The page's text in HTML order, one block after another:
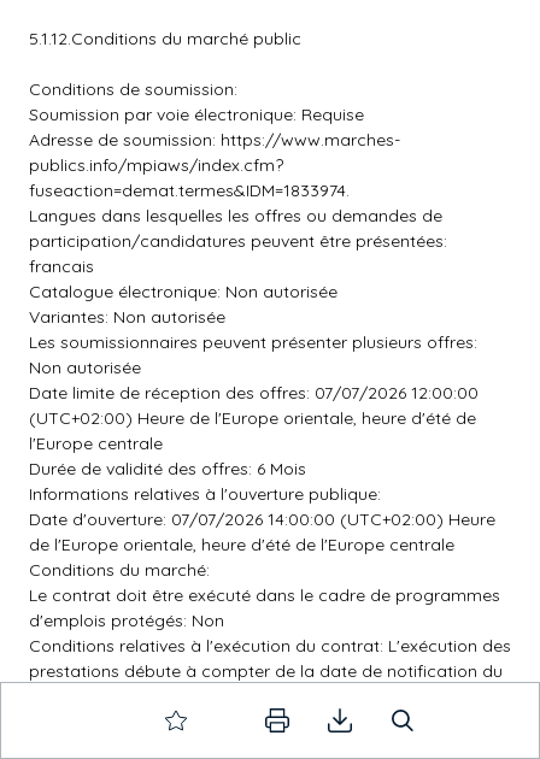
5.1.12.Conditions du marché public
Conditions de soumission:
Soumission par voie électronique: Requise
Adresse de soumission: https://www.marches-
publics.info/mpiaws/index.cfm?
fuseaction=demat.termes&IDM=1833974.
Langues dans lesquelles les offres ou demandes de
participation/candidatures peuvent être présentées:
francais
Catalogue électronique: Non autorisée
Variantes: Non autorisée
Les soumissionnaires peuvent présenter plusieurs offres:
Non autorisée
Date limite de réception des offres: 07/07/2026 12:00:00
(UTC+02:00) Heure de l'Europe orientale, heure d'été de
l'Europe centrale
Durée de validité des offres: 6 Mois
Informations relatives à l'ouverture publique:
Date d'ouverture: 07/07/2026 14:00:00 (UTC+02:00) Heure
de l'Europe orientale, heure d'été de l'Europe centrale
Conditions du marché:
Le contrat doit être exécuté dans le cadre de programmes
d'emplois protégés: Non
Conditions relatives à l'exécution du contrat: L'exécution des
prestations débute à compter de la date de notification du
contrat prévoit le versement d'une avance, avec obligation